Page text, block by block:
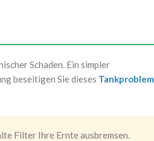
Schaden. Ein simpler
beseitigen Sie dieses Tankproblem
Filter Ihre Ernte ausbremsen.